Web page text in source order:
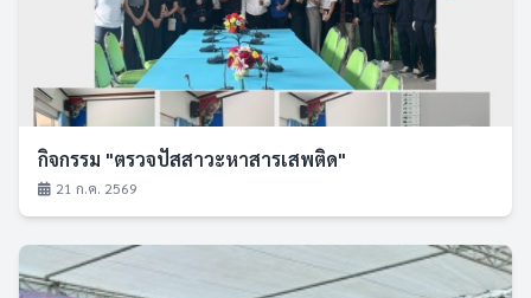
กิจกรรม "ตรวจปัสสาวะหาสารเสพติด"
21 ก.ค. 2569